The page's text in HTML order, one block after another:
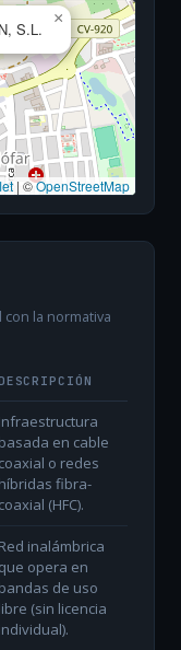
S.L.
×
| ©OpenStreetMap
con la normativa
Infraestructura
basada en cable
coaxial o redes
híbridas fibra-
coaxial (HFC).
Red inalámbrica
que opera en
bandas de uso
libre (sin licencia
individual).